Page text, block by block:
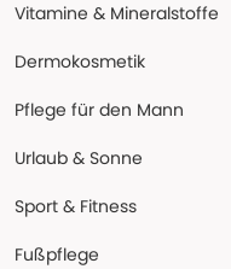
Vitamine & Mineralstoffe
Dermokosmetik
Pflege für den Mann
Urlaub & Sonne
Sport & Fitness
Fußpflege